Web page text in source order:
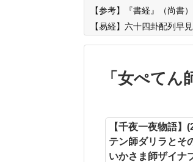
【参考】『書経』（尚書
【易経】六十四卦配列早見
「 女ぺてん
【千夜一夜物語
テン師ダリラとそ
いかさま師ザイナ